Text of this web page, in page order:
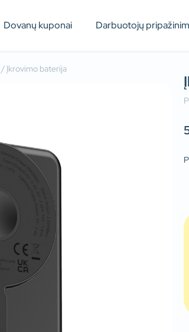
Dovanų kuponai Darbuotojų
/ Įkrovimo baterija